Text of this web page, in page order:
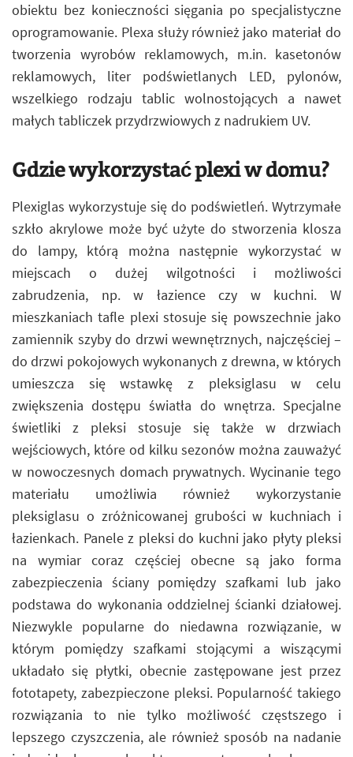
obiektu bez konieczności sięgania po specjalistyczne
oprogramowanie. Plexa służy również jako materiał do
tworzenia wyrobów reklamowych, m.in. kasetonów
reklamowych, liter podświetlanych LED, pylonów,
wszelkiego rodzaju tablic wolnostojących a nawet
małych tabliczek przydrzwiowych z nadrukiem UV.
Gdzie wykorzystać plexi w domu?
Plexiglas wykorzystuje się do podświetleń. Wytrzymałe
szkło akrylowe może być użyte do stworzenia klosza
do lampy, którą można następnie wykorzystać w
miejscach o dużej wilgotności i możliwości
zabrudzenia, np. w łazience czy w kuchni. W
mieszkaniach tafle plexi stosuje się powszechnie jako
zamiennik szyby do drzwi wewnętrznych, najczęściej –
do drzwi pokojowych wykonanych z drewna, w których
umieszcza się wstawkę z pleksiglasu w celu
zwiększenia dostępu światła do wnętrza. Specjalne
świetliki z pleksi stosuje się także w drzwiach
wejściowych, które od kilku sezonów można zauważyć
w nowoczesnych domach prywatnych. Wycinanie tego
materiału umożliwia również wykorzystanie
pleksiglasu o zróżnicowanej grubości w kuchniach i
łazienkach. Panele z pleksi do kuchni jako płyty pleksi
na wymiar coraz częściej obecne są jako forma
zabezpieczenia ściany pomiędzy szafkami lub jako
podstawa do wykonania oddzielnej ścianki działowej.
Niezwykle popularne do niedawna rozwiązanie, w
którym pomiędzy szafkami stojącymi a wiszącymi
układało się płytki, obecnie zastępowane jest przez
fototapety, zabezpieczone pleksi. Popularność takiego
rozwiązania to nie tylko możliwość częstszego i
lepszego czyszczenia, ale również sposób na nadanie